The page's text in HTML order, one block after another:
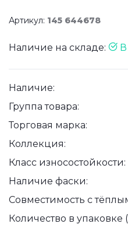
Артикул: 145 644678
Наличие на складе:
Наличие:
Группа товара:
Торговая марка:
Коллекция:
Класс износостойкости:
Наличие фаски:
Совместимость с
Количество в упаковке